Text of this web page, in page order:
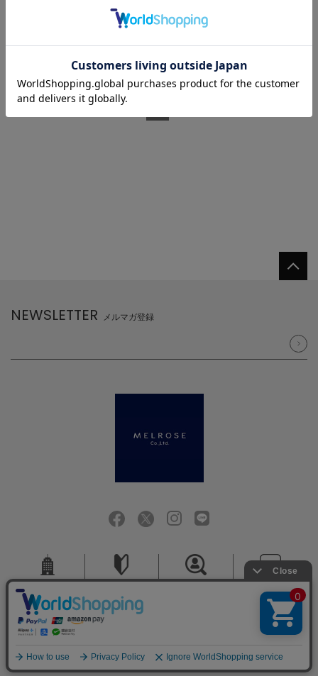
1/1 ページ全2件
NEWSLETTER メルマガ登録
会社概要 お問い合せ
ご利用規約 特定商取引法に基づく表記
COPYRIGHT (C) MELROSE CO.,LTD.ALL RIGHTS RESERVED.